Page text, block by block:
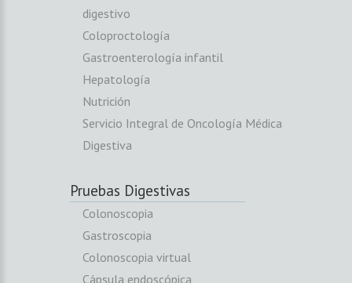
digestivo
Coloproctología
Gastroenterología infantil
Hepatología
Nutrición
Servicio Integral de Oncología Médica
Digestiva
Pruebas Digestivas
Colonoscopia
Gastroscopia
Colonoscopia virtual
Cápsula endoscópica